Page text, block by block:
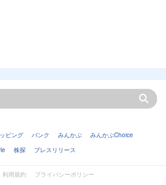
ピング バンク みんかぶ
みんかぶChoice
株探 プレスリリース
利用規約
プライバシーポリシー